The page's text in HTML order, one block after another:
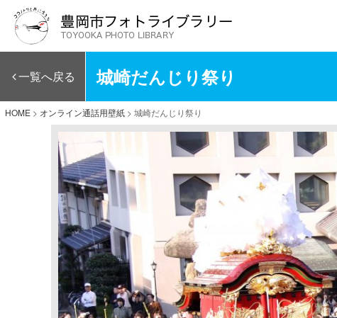
一覧へ戻る 城崎だんじり祭り
HOME > オンライン通話用壁紙 > 城崎だんじり祭り